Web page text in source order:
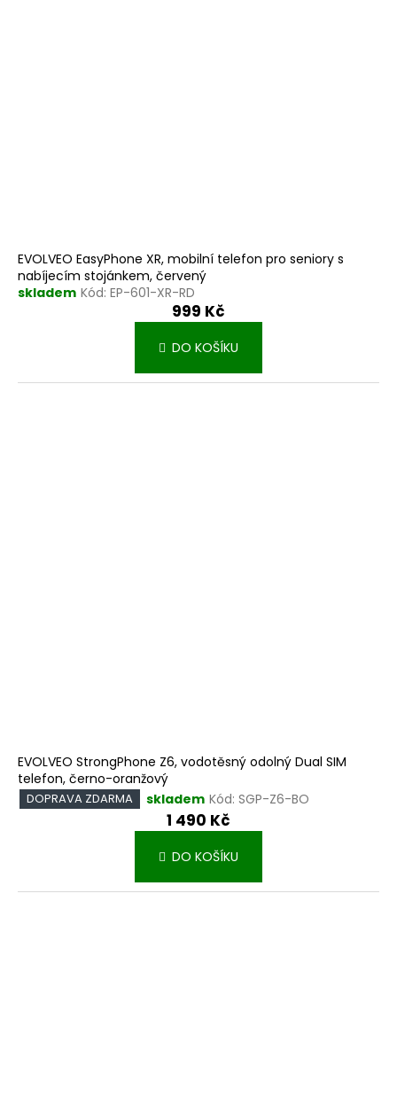
EVOLVEO EasyPhone XR, mobilní telefon pro seniory s
nabíjecím stojánkem, červený
skladem Kód: EP-601-XR-RD
999 Kč
DO KOŠÍKU
EVOLVEO StrongPhone Z6, vodotěsný odolný Dual SIM
telefon, černo-oranžový
DOPRAVA ZDARMA skladem Kód: SGP-Z6-BO
1 490 Kč
DO KOŠÍKU